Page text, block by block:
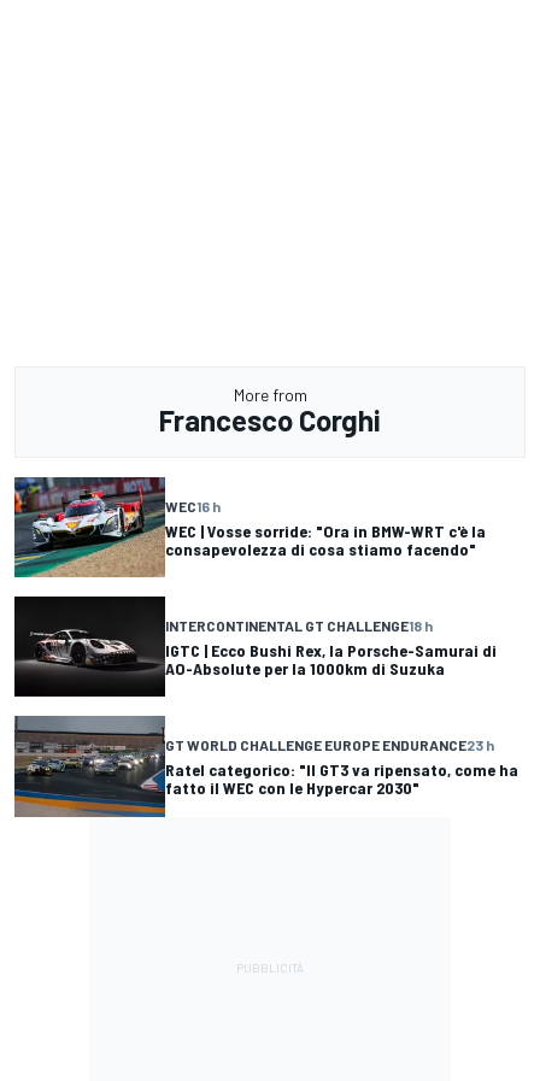
More from
Francesco Corghi
WEC16 h
WEC | Vosse sorride: "Ora in BMW-WRT c'è la
consapevolezza di cosa stiamo facendo"
INTERCONTINENTAL GT CHALLENGE18 h
IGTC | Ecco Bushi Rex, la Porsche-Samurai di
AO-Absolute per la 1000km di Suzuka
GT WORLD CHALLENGE EUROPE ENDURANCE23 h
Ratel categorico: "Il GT3 va ripensato, come ha
fatto il WEC con le Hypercar 2030"